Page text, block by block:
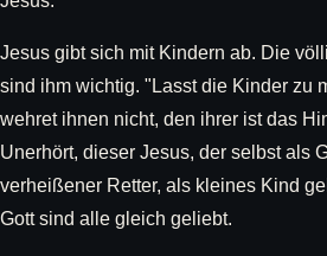
Jesus gibt sich mit Kindern ab. Die
sind ihm wichtig. "Lasst die Kinder zu
wehret ihnen nicht, den ihrer ist das
Unerhört, dieser Jesus, der selbst als
verheißener Retter, als kleines Kind
Gott sind alle gleich geliebt.